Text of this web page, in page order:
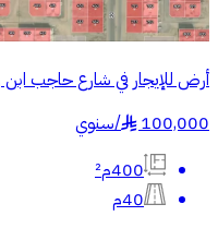
أرض للإيجار في شارع حاجب
100,000
§
/سنوي
400م²
40م